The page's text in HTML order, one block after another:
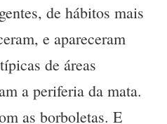
de hábitos mais
e apareceram
de áreas
a periferia da mata.
as borboletas. E